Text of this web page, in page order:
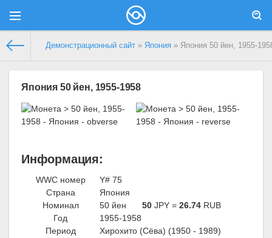
Демонстрационный сайт » Япония » Япония 50 йен, 1955-
Япония 50 йен, 1955-1958
Информация:
WWC номер
Y# 75
Страна
Япония
Номинал
50 йен 50 JPY = 26.74 RUB
Год
1955-1958
Период
Хирохито (Сёва) (1950 - 1989)